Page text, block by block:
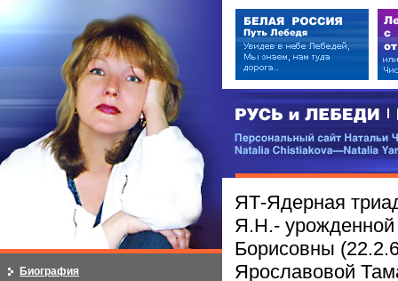
РУСЬ и ЛЕБЕДИ | RUSI —
Персональный сайт Натальи
ЯТ-Ядерная
Я.Н.-
Борисовны
Ярославовой
Биография